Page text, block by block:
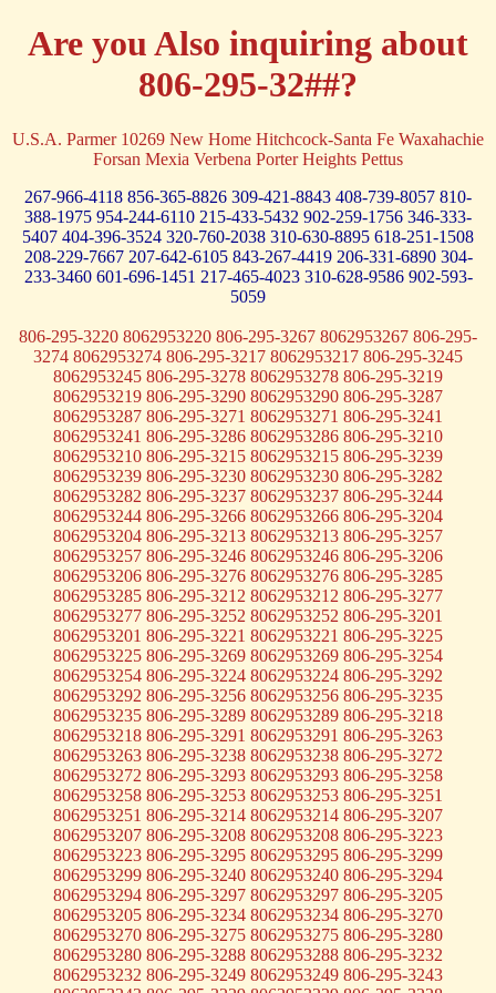
Are you Also inquiring about
806-295-32##?
U.S.A. Parmer 10269 New Home Hitchcock-Santa Fe Waxahachie
Forsan Mexia Verbena Porter Heights Pettus
267-966-4118 856-365-8826 309-421-8843 408-739-8057 810-
388-1975 954-244-6110 215-433-5432 902-259-1756 346-333-
5407 404-396-3524 320-760-2038 310-630-8895 618-251-1508
208-229-7667 207-642-6105 843-267-4419 206-331-6890 304-
233-3460 601-696-1451 217-465-4023 310-628-9586 902-593-
5059
806-295-3220 8062953220 806-295-3267 8062953267 806-295-
3274 8062953274 806-295-3217 8062953217 806-295-3245
8062953245 806-295-3278 8062953278 806-295-3219
8062953219 806-295-3290 8062953290 806-295-3287
8062953287 806-295-3271 8062953271 806-295-3241
8062953241 806-295-3286 8062953286 806-295-3210
8062953210 806-295-3215 8062953215 806-295-3239
8062953239 806-295-3230 8062953230 806-295-3282
8062953282 806-295-3237 8062953237 806-295-3244
8062953244 806-295-3266 8062953266 806-295-3204
8062953204 806-295-3213 8062953213 806-295-3257
8062953257 806-295-3246 8062953246 806-295-3206
8062953206 806-295-3276 8062953276 806-295-3285
8062953285 806-295-3212 8062953212 806-295-3277
8062953277 806-295-3252 8062953252 806-295-3201
8062953201 806-295-3221 8062953221 806-295-3225
8062953225 806-295-3269 8062953269 806-295-3254
8062953254 806-295-3224 8062953224 806-295-3292
8062953292 806-295-3256 8062953256 806-295-3235
8062953235 806-295-3289 8062953289 806-295-3218
8062953218 806-295-3291 8062953291 806-295-3263
8062953263 806-295-3238 8062953238 806-295-3272
8062953272 806-295-3293 8062953293 806-295-3258
8062953258 806-295-3253 8062953253 806-295-3251
8062953251 806-295-3214 8062953214 806-295-3207
8062953207 806-295-3208 8062953208 806-295-3223
8062953223 806-295-3295 8062953295 806-295-3299
8062953299 806-295-3240 8062953240 806-295-3294
8062953294 806-295-3297 8062953297 806-295-3205
8062953205 806-295-3234 8062953234 806-295-3270
8062953270 806-295-3275 8062953275 806-295-3280
8062953280 806-295-3288 8062953288 806-295-3232
8062953232 806-295-3249 8062953249 806-295-3243